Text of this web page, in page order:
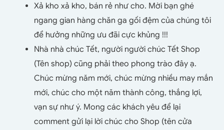
Xả kho xả kho, bán rẻ như cho. Mời bạn ghé
ngang gian hàng chăn ga gối đệm của chúng tôi
để hưởng những ưu đãi cực khủng !!!
Nhà nhà chúc Tết, người người chúc Tết Shop
(Tên shop) cũng phải theo phong trào đây ạ.
Chúc mừng năm mới, chúc mừng nhiều may mắn
mới, chúc cho một năm thành công, thắng lợi,
vạn sự như ý. Mong các khách yêu để lại
comment gửi lại lời chúc cho Shop (tên cửa